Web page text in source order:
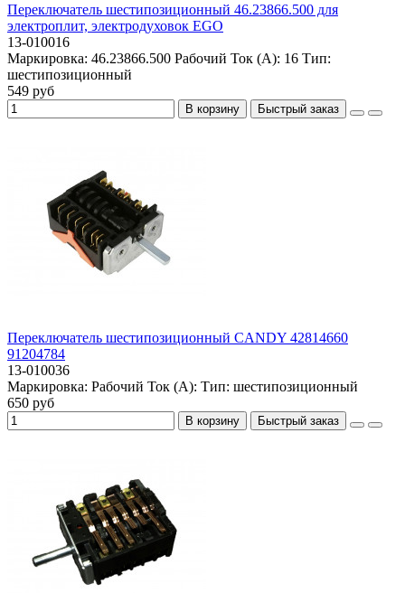
Переключатель шестипозиционный 46.23866.500 для
электроплит, электродуховок EGO
13-010016
Маркировка: 46.23866.500 Рабочий Ток (А): 16 Тип:
шестипозиционный
549 руб
В корзину Быстрый заказ
Переключатель шестипозиционный CANDY 42814660
91204784
13-010036
Маркировка: Рабочий Ток (А): Тип: шестипозиционный
650 руб
В корзину Быстрый заказ